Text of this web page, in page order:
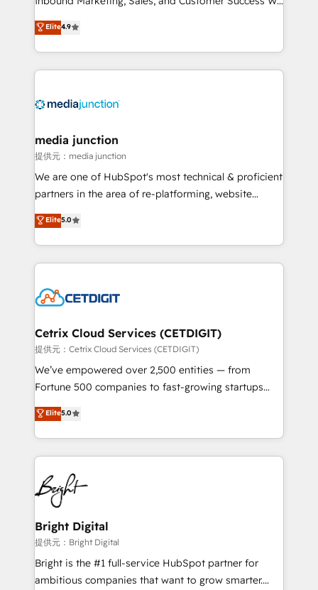
specialize in driving revenue growth for companies
across industries through tailored marketing, sales,
and customer success strategies, utilizing RevOps
methodologies. As Latin America's largest HubSpot
offer unparalleled insights. Operating in five
Mexico, USA, and Portugal—we've executed over a
hundred successful operations. Our approach,
rooted in RevOps principles, integrates analysis,
training, planning, and qualification. Leveraging
inbound marketing tactics, we focus on
understanding, nurturing, and converting leads.
competitive market.
Elite4.9
media junction
提供元：media junction
We are one of HubSpot's most technical & proficient
partners in the area of re-platforming, website
design & development. We specialize in multi-hub
implementations for mid-market & enterprise
companies. We are woman-owned, powered by
coffee, and we ❤️ dogs. We produce award-winning
Impact Award 🏆2022 Technical Expertise Impact
Award 🏆2020 Elite Solutions Partner 🏆2019
Integrations HubSpot Impact Award 🏆2019
Marketing Enablement HubSpot Impact Award 🏆
2018 Website Design HubSpot Impact Award 🏆2017
Growth-Driven Design Agency of the Year 🏆2016
Sales Enablement HubSpot Impact Award 🏆2015
HubSpot COS Performance Award 🏆2014 HubSpot
COS Design Award 🏆2013 HubSpot Marketplace
Partner 📆Founded in 1997
Elite5.0
Cetrix Cloud Services (CETDIGIT)
提供元：Cetrix Cloud Services (CETDIGIT)
We’ve empowered over 2,500 entities — from
Fortune 500 companies to fast-growing startups
and nonprofits — to streamline operations, scale
revenue, and unlock the full potential of HubSpot.
With deep technical and industry expertise, we fuse
automation, integration, and AI innovation to deliver
lasting impact. We specialize in: • Turnkey and end-
to-end HubSpot implementations • Onboarding for
Sales, Service, Marketing & Content Hubs • AI voice
and chat agents, predictive automation, and smart
workflows • Salesforce + HubSpot integration •
Website design and CMS development • ERP
integration: SAP, NetSuite, Microsoft Dynamics, … •
Elite5.0
Bright Digital
提供元：Bright Digital
Bright is the #1 full-service HubSpot partner for
ambitious companies that want to grow smarter.